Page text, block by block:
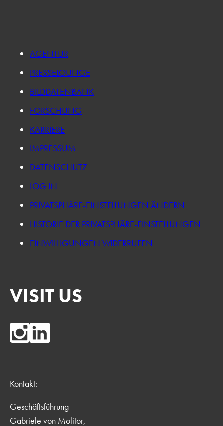
AGENTUR
PRESSELOUNGE
BILDDATENBANK
FORSCHUNG
KARRIERE
IMPRESSUM
DATENSCHUTZ
LOG IN
PRIVATSPHÄRE-EINSTELLUNGEN ÄNDERN
HISTORIE DER PRIVATSPHÄRE-EINSTELLUNGEN
EINWILLIGUNGEN WIDERRUFEN
VISIT US
Kontakt:
Geschäftsführung
Gabriele von Molitor,